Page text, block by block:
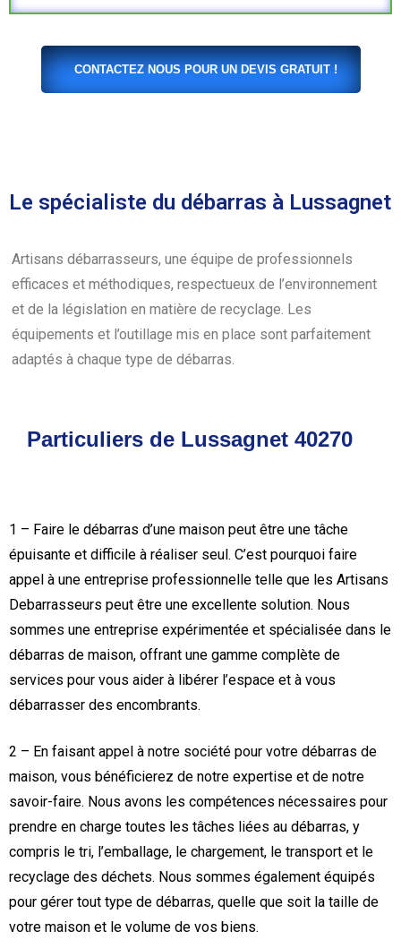
CONTACTEZ NOUS POUR UN DEVIS GRATUIT !
Le spécialiste du débarras à Lussagnet
Artisans débarrasseurs, une équipe de professionnels
efficaces et méthodiques, respectueux de l’environnement
et de la législation en matière de recyclage. Les
équipements et l’outillage mis en place sont parfaitement
adaptés à chaque type de débarras.
Particuliers de Lussagnet 40270
1 – Faire le débarras d’une maison peut être une tâche
épuisante et difficile à réaliser seul. C’est pourquoi faire
appel à une entreprise professionnelle telle que les Artisans
Debarrasseurs peut être une excellente solution. Nous
sommes une entreprise expérimentée et spécialisée dans le
débarras de maison, offrant une gamme complète de
services pour vous aider à libérer l’espace et à vous
débarrasser des encombrants.
2 – En faisant appel à notre société pour votre débarras de
maison, vous bénéficierez de notre expertise et de notre
savoir-faire. Nous avons les compétences nécessaires pour
prendre en charge toutes les tâches liées au débarras, y
compris le tri, l’emballage, le chargement, le transport et le
recyclage des déchets. Nous sommes également équipés
pour gérer tout type de débarras, quelle que soit la taille de
votre maison et le volume de vos biens.